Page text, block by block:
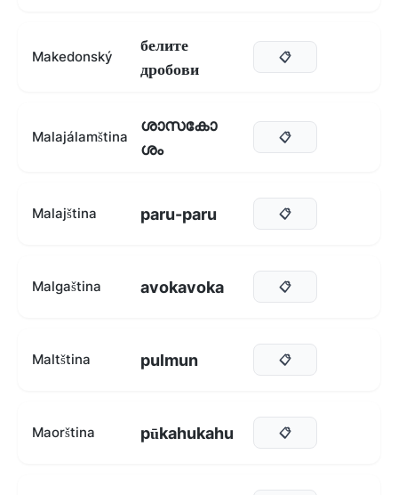
Makedonský
белите
дробови
📋
Malajálamština
ശാസകോ
ശം
📋
Malajština paru-paru 📋
Malgaština avokavoka 📋
Maltština pulmun 📋
Maorština pūkahukahu 📋